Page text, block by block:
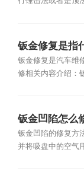
钣金修复是指
钣金修复是汽车维
修相关内容介绍：
钣金凹陷怎么
钣金凹陷的修复方
并将吸盘中的空气